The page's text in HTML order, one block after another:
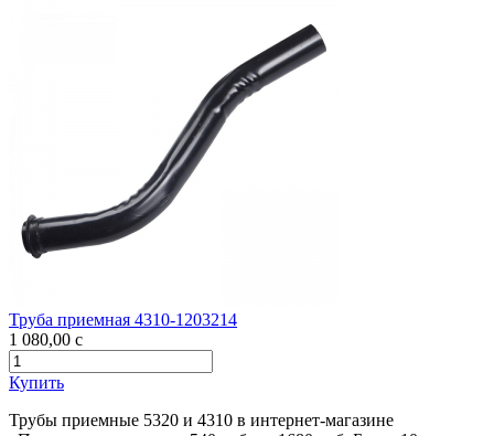
Труба приемная 4310-1203214
1 080,00 c
Купить
Трубы приемные 5320 и 4310 в интернет-магазине